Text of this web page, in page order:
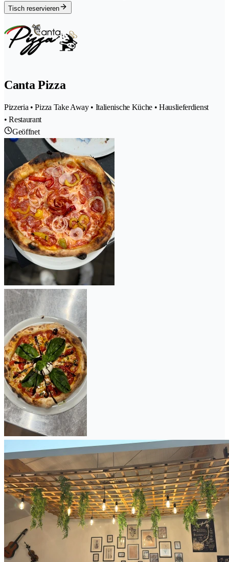
Tisch reservieren
Canta Pizza
Pizzeria • Pizza Take Away • Italienische Küche • Hauslieferdienst
• Restaurant
Geöffnet